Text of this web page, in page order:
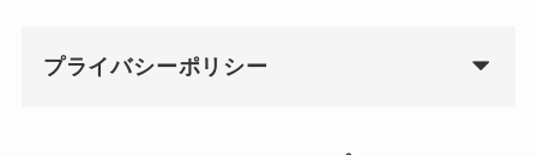
プライバシーポリシー